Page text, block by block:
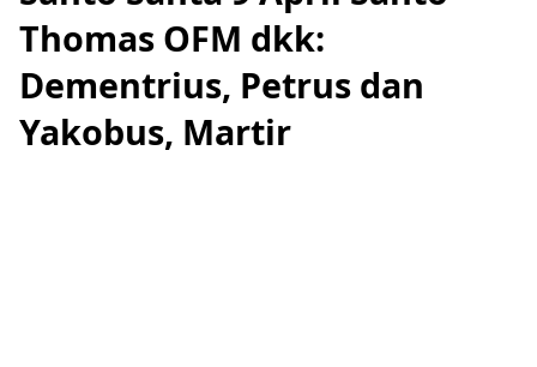
Thomas OFM dkk:
Dementrius, Petrus dan
Yakobus, Martir